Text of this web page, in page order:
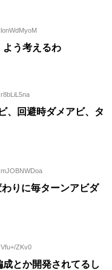
う考えるわ
、回避時ダメアビ、タ
りに毎ターンアビダ
ZKv0
とか開発されてるし